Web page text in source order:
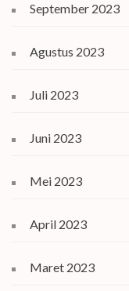
September 2023
Agustus 2023
Juli 2023
Juni 2023
Mei 2023
April 2023
Maret 2023